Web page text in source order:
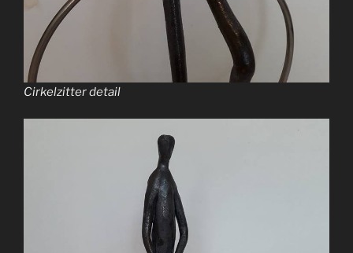
Cirkelzitter detail